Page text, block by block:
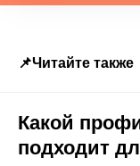
📌Читайте также
Какой
подходит